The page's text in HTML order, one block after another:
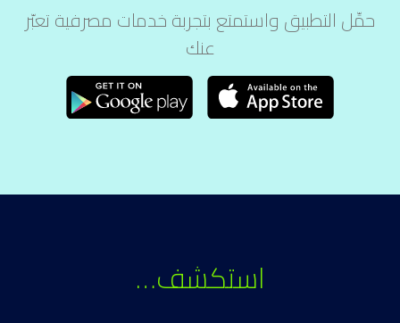
حمِّل التطبيق واستمتع بتجربة خدمات مصرفية تعبّر
عنك
استكشف…